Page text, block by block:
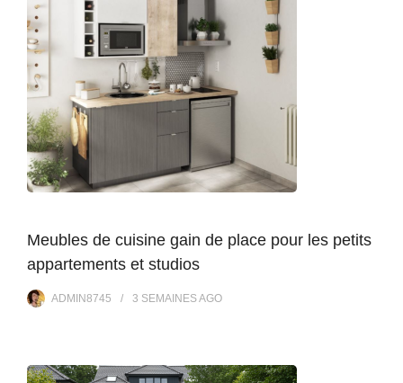
Meubles de cuisine gain de place pour les petits
appartements et studios
ADMIN8745 3 SEMAINESAGO